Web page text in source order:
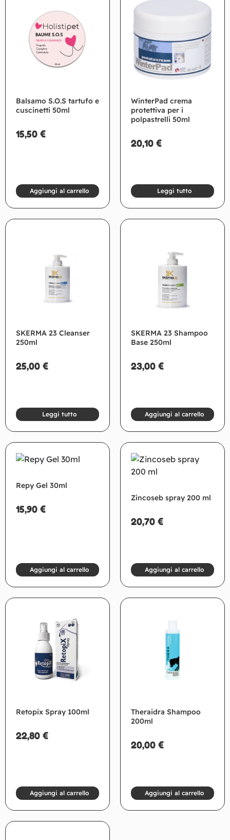
Balsamo S.O.S tartufo e
cuscinetti 50ml
15,50 €
Aggiungi al carrello
WinterPad crema
protettiva per i
polpastrelli 50ml
20,10 €
Leggi tutto
SKERMA 23 Cleanser
250ml
25,00 €
Leggi tutto
SKERMA 23 Shampoo
Base 250ml
23,00 €
Aggiungi al carrello
Repy Gel 30ml
15,90 €
Aggiungi al carrello
Zincoseb spray 200 ml
20,70 €
Aggiungi al carrello
Retopix Spray 100ml
22,80 €
Aggiungi al carrello
Theraidra Shampoo
200ml
20,00 €
Aggiungi al carrello